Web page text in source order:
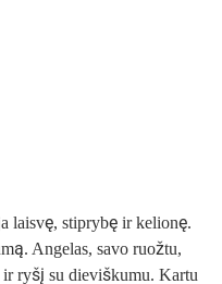
laisvę, stiprybę ir kelionę.
Angelas, savo ruožtu,
ir ryšį su dieviškumu. Kartu